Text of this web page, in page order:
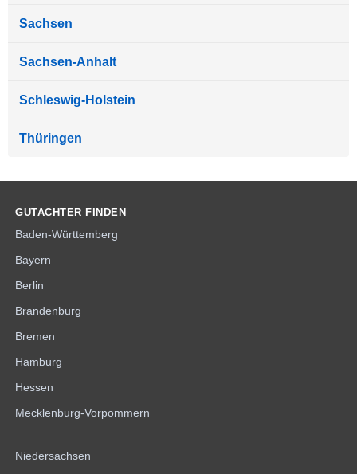
Sachsen
Sachsen-Anhalt
Schleswig-Holstein
Thüringen
GUTACHTER FINDEN
Baden-Württemberg
Bayern
Berlin
Brandenburg
Bremen
Hamburg
Hessen
Mecklenburg-Vorpommern
Niedersachsen